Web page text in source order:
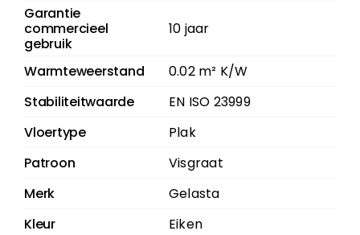
Garantie
commercieel
gebruik
10 jaar
Warmteweerstand
0.02 m² K/W
Stabiliteitwaarde
EN ISO 23999
Vloertype
Plak
Patroon
Visgraat
Merk
Gelasta
Kleur
Eiken